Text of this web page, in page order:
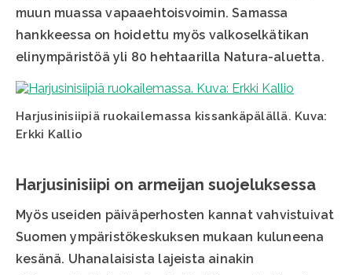
muun muassa vapaaehtoisvoimin. Samassa
hankkeessa on hoidettu myös valkoselkätikan
elinympäristöä yli 80 hehtaarilla Natura-aluetta.
Harjusinisiipiä ruokailemassa kissankäpälällä. Kuva:
Erkki Kallio
Harjusinisiipi on armeijan suojeluksessa
Myös useiden päiväperhosten kannat vahvistuivat
Suomen ympäristökeskuksen mukaan kuluneena
kesänä. Uhanalaisista lajeista ainakin